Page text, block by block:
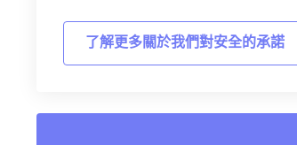
了解更多關於我們對安全的承諾